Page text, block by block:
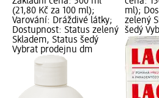
(21,80 Kč za 100 ml);
Varování: Dráždivé látky;
Dostupnost: Status zelený
Skladem, Status šedý
Vybrat prodejnu dm
ml);
zelený
šedý